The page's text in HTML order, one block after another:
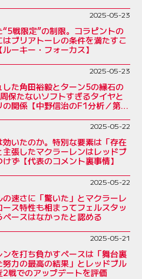
2025-05-23
“5戦限定”の制限。コラピントの
はブリアトーレの条件を満たすこ
ーキー・フォーカス】
2025-05-23
した角田裕毅とターン5の縁石の
保たないソフトすぎるタイヤと
の関係【中野信治のF1分析／第7
2025-05-22
効いたのか。特別な要素は「存在
主張したマクラーレンはレッドブ
ず【代表のコメント裏事情】
2025-05-22
の速さに「驚いた」とマクラーレ
ース特性も相まってフェルスタッ
ペースはなかったと認める
2025-05-21
ンを打ち負かすペースは「舞台裏
努力の最高の結果」とレッドブル
2戦でのアップデートを評価